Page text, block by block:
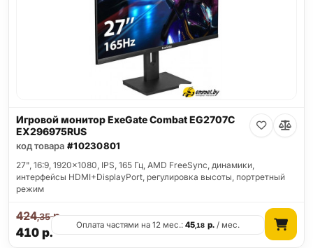
Игровой монитор ExeGate Combat EG2707C
EX296975RUS
код товара #10230801
27", 16:9, 1920x1080, IPS, 165 Гц, AMD FreeSync, динамики,
интерфейсы HDMI+DisplayPort, регулировка высоты, портретный
режим
410р.
424,35р.
Оплата частями на 12 мес.:45,18 р./ мес.